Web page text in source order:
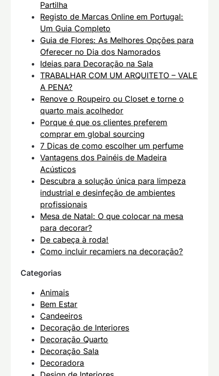
Partilha
Registo de Marcas Online em Portugal:
Um Guia Completo
Guia de Flores: As Melhores Opções para
Oferecer no Dia dos Namorados
Ideias para Decoração na Sala
TRABALHAR COM UM ARQUITETO – VALE
A PENA?
Renove o Roupeiro ou Closet e torne o
quarto mais acolhedor
Porque é que os clientes preferem
comprar em global sourcing
7 Dicas de como escolher um perfume
Vantagens dos Painéis de Madeira
Acústicos
Descubra a solução única para limpeza
industrial e desinfeção de ambientes
profissionais
Mesa de Natal: O que colocar na mesa
para decorar?
De cabeça à roda!
Como incluir recamiers na decoração?
Categorias
Animais
Bem Estar
Candeeiros
Decoração de Interiores
Decoração Quarto
Decoração Sala
Decoradora